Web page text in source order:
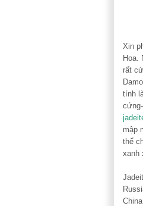
Xin
Hoa.
rất
tính
mập
thể
xanh